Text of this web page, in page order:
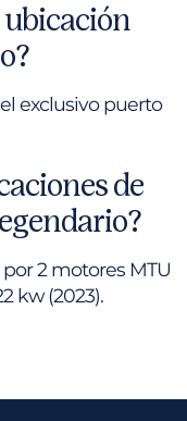
ubicación
exclusivo puerto
de
2 motores MTU
kw (2023).